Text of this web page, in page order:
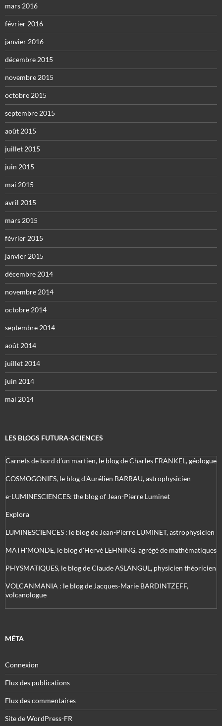
mars 2016
février 2016
janvier 2016
décembre 2015
novembre 2015
octobre 2015
septembre 2015
août 2015
juillet 2015
juin 2015
mai 2015
avril 2015
mars 2015
février 2015
janvier 2015
décembre 2014
novembre 2014
octobre 2014
septembre 2014
août 2014
juillet 2014
juin 2014
mai 2014
LES BLOGS FUTURA-SCIENCES
Carnets de bord d’un martien, le blog de Charles FRANKEL, géologue
COSMOGONIES, le blog d'Aurélien BARRAU, astrophysicien
e-LUMINESCIENCES: the blog of Jean-Pierre Luminet
Explora
LUMINESCIENCES : le blog de Jean-Pierre LUMINET, astrophysicien
MATH'MONDE, le blog d'Hervé LEHNING, agrégé de mathématiques
PHYSMATIQUES, le blog de Claude ASLANGUL, physicien théoricien
VOLCANMANIA : le blog de Jacques-Marie BARDINTZEFF,
volcanologue
MÉTA
Connexion
Flux des publications
Flux des commentaires
Site de WordPress-FR